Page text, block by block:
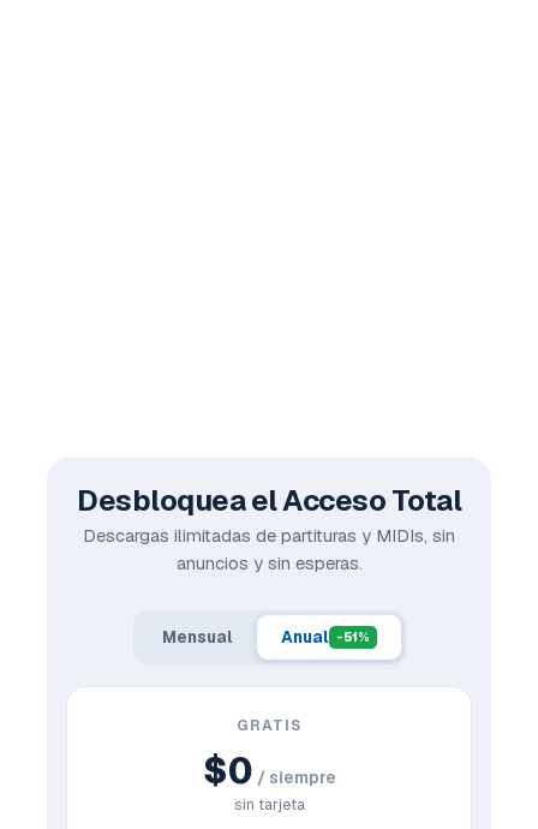
Desbloquea el Acceso Total
Descargas ilimitadas de partituras y MIDIs, sin
anuncios y sin esperas.
Mensual Anual -51%
GRATIS
$0 / siempre
sin tarjeta